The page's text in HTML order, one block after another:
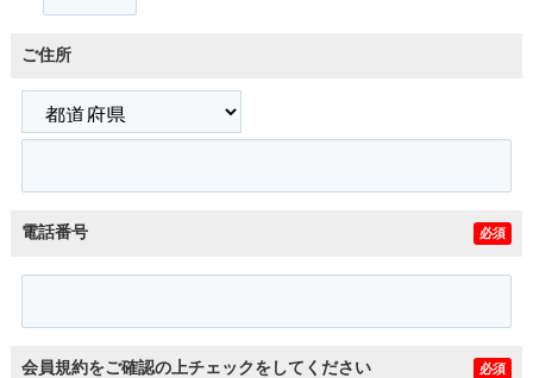
ご住所
電話番号 必須
会員規約をご確認の上チェックをしてください 必須